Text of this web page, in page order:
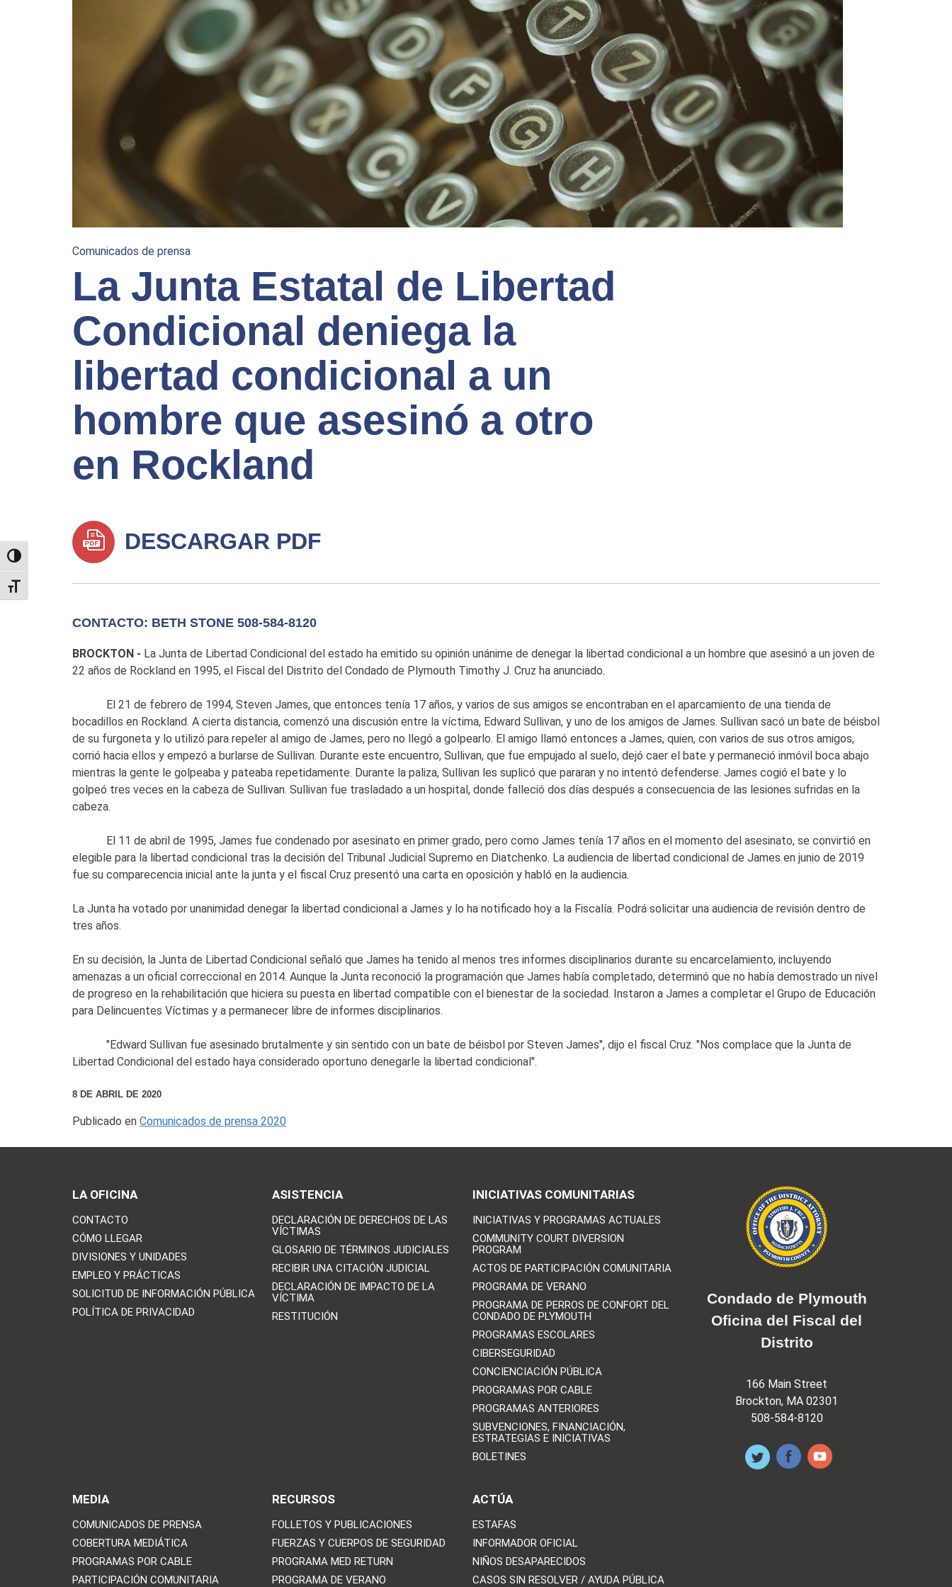
TOGGLE HIGH CONTRAST
TOGGLE FONT SIZE
Comunicados de prensa
La Junta Estatal de Libertad
Condicional deniega la
libertad condicional a un
hombre que asesinó a otro
en Rockland
DESCARGAR PDF
CONTACTO: BETH STONE 508-584-8120
BROCKTON - La Junta de Libertad Condicional del estado ha emitido su opinión unánime de denegar la libertad condicional a un hombre que asesinó a un joven de
22 años de Rockland en 1995, el Fiscal del Distrito del Condado de Plymouth Timothy J. Cruz ha anunciado.
El 21 de febrero de 1994, Steven James, que entonces tenía 17 años, y varios de sus amigos se encontraban en el aparcamiento de una tienda de
bocadillos en Rockland. A cierta distancia, comenzó una discusión entre la víctima, Edward Sullivan, y uno de los amigos de James. Sullivan sacó un bate de béisbol
de su furgoneta y lo utilizó para repeler al amigo de James, pero no llegó a golpearlo. El amigo llamó entonces a James, quien, con varios de sus otros amigos,
corrió hacia ellos y empezó a burlarse de Sullivan. Durante este encuentro, Sullivan, que fue empujado al suelo, dejó caer el bate y permaneció inmóvil boca abajo
mientras la gente le golpeaba y pateaba repetidamente. Durante la paliza, Sullivan les suplicó que pararan y no intentó defenderse. James cogió el bate y lo
golpeó tres veces en la cabeza de Sullivan. Sullivan fue trasladado a un hospital, donde falleció dos días después a consecuencia de las lesiones sufridas en la
cabeza.
El 11 de abril de 1995, James fue condenado por asesinato en primer grado, pero como James tenía 17 años en el momento del asesinato, se convirtió en
elegible para la libertad condicional tras la decisión del Tribunal Judicial Supremo en Diatchenko. La audiencia de libertad condicional de James en junio de 2019
fue su comparecencia inicial ante la junta y el fiscal Cruz presentó una carta en oposición y habló en la audiencia.
La Junta ha votado por unanimidad denegar la libertad condicional a James y lo ha notificado hoy a la Fiscalía. Podrá solicitar una audiencia de revisión dentro de
tres años.
En su decisión, la Junta de Libertad Condicional señaló que James ha tenido al menos tres informes disciplinarios durante su encarcelamiento, incluyendo
amenazas a un oficial correccional en 2014. Aunque la Junta reconoció la programación que James había completado, determinó que no había demostrado un nivel
de progreso en la rehabilitación que hiciera su puesta en libertad compatible con el bienestar de la sociedad. Instaron a James a completar el Grupo de Educación
para Delincuentes Víctimas y a permanecer libre de informes disciplinarios.
"Edward Sullivan fue asesinado brutalmente y sin sentido con un bate de béisbol por Steven James", dijo el fiscal Cruz. "Nos complace que la Junta de
Libertad Condicional del estado haya considerado oportuno denegarle la libertad condicional".
8 DE ABRIL DE 2020
Publicado en Comunicados de prensa 2020
LA OFICINA
CONTACTO
CÓMO LLEGAR
DIVISIONES Y UNIDADES
EMPLEO Y PRÁCTICAS
SOLICITUD DE INFORMACIÓN PÚBLICA
POLÍTICA DE PRIVACIDAD
ASISTENCIA
DECLARACIÓN DE DERECHOS DE LAS
VÍCTIMAS
GLOSARIO DE TÉRMINOS JUDICIALES
RECIBIR UNA CITACIÓN JUDICIAL
DECLARACIÓN DE IMPACTO DE LA
VÍCTIMA
RESTITUCIÓN
INICIATIVAS COMUNITARIAS
INICIATIVAS Y PROGRAMAS ACTUALES
COMMUNITY COURT DIVERSION
PROGRAM
ACTOS DE PARTICIPACIÓN COMUNITARIA
PROGRAMA DE VERANO
PROGRAMA DE PERROS DE CONFORT DEL
CONDADO DE PLYMOUTH
PROGRAMAS ESCOLARES
CIBERSEGURIDAD
CONCIENCIACIÓN PÚBLICA
PROGRAMAS POR CABLE
PROGRAMAS ANTERIORES
SUBVENCIONES, FINANCIACIÓN,
ESTRATEGIAS E INICIATIVAS
BOLETINES
MEDIA
COMUNICADOS DE PRENSA
COBERTURA MEDIÁTICA
PROGRAMAS POR CABLE
PARTICIPACIÓN COMUNITARIA
RECURSOS
FOLLETOS Y PUBLICACIONES
FUERZAS Y CUERPOS DE SEGURIDAD
PROGRAMA MED RETURN
PROGRAMA DE VERANO
ACTÚA
ESTAFAS
INFORMADOR OFICIAL
NIÑOS DESAPARECIDOS
CASOS SIN RESOLVER / AYUDA PÚBLICA
Condado de Plymouth
Oficina del Fiscal del
Distrito
166 Main Street
Brockton, MA 02301
508-584-8120